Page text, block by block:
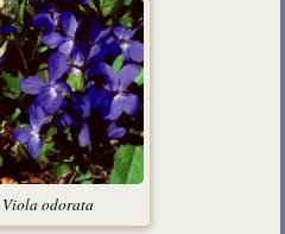
Viola odorata